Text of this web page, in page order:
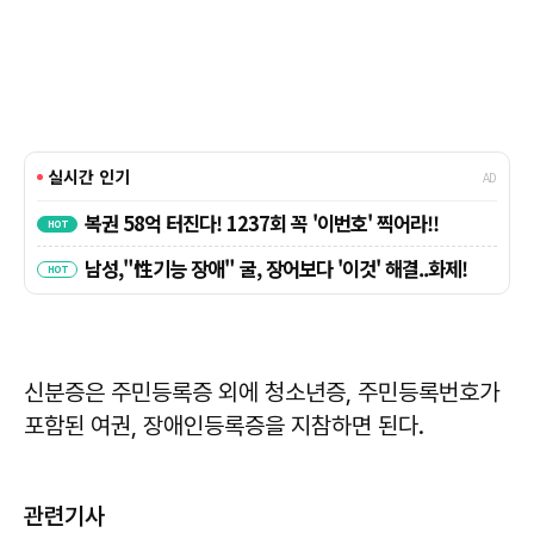
신분증은 주민등록증 외에 청소년증, 주민등록번호가
포함된 여권, 장애인등록증을 지참하면 된다.
관련기사